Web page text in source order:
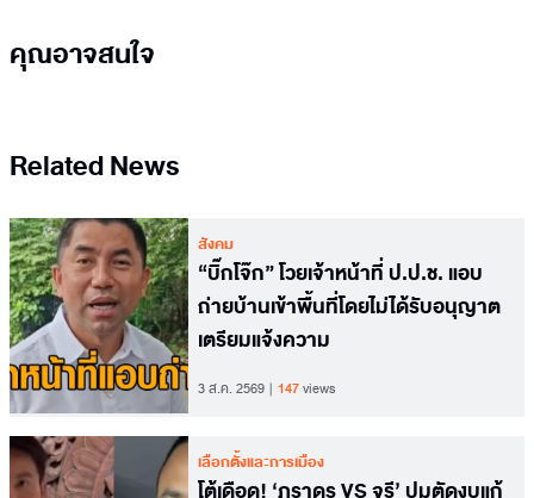
คุณอาจสนใจ
Related News
สังคม
“บิ๊กโจ๊ก” โวยเจ้าหน้าที่ ป.ป.ช. แอบ
ถ่ายบ้านเข้าพื้นที่โดยไม่ได้รับอนุญาต
เตรียมแจ้งความ
3 ส.ค. 2569 147views
เลือกตั้งและการเมือง